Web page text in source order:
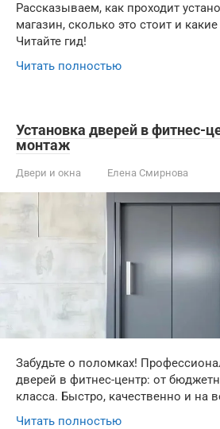
Рассказываем, как проходит
магазин, сколько это стоит и
Читайте гид!
Читать полностью
Установка дверей в фитнес-
монтаж
Двери и окна Елена Смирнова
Забудьте о поломках!
дверей в фитнес-центр: от
класса. Быстро, качественно и на
Читать полностью